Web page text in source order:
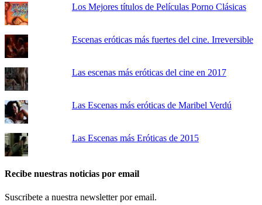
Los Mejores títulos de Películas Porno Clásicas
Escenas eróticas más fuertes del cine. Irreversible
Las escenas más eróticas del cine en 2017
Las Escenas más eróticas de Maribel Verdú
Las Escenas más Eróticas de 2015
Recibe nuestras noticias por email
Suscribete a nuestra newsletter por email.